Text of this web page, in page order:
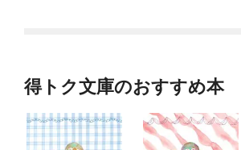
得トク文庫のおすすめ本